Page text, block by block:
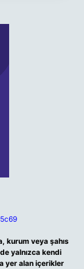
kurum veya şahıs
yalnızca kendi
yer alan içerikler